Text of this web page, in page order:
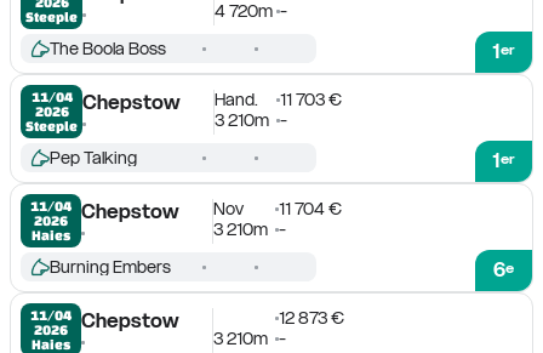
Steeple
4 720m -
1er
The Boola Boss
11/04
2026
Steeple
Chepstow Hand.
11 703 €
3 210m -
1er
Pep Talking
11/04
2026
Haies
Chepstow Nov
11 704 €
3 210m -
6e
Burning Embers
11/04
2026
Haies
Chepstow
12 873 €
3 210m -